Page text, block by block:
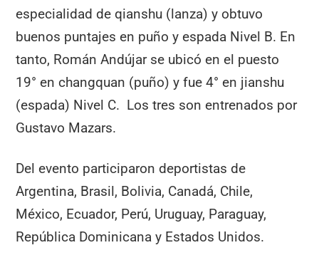
especialidad de qianshu (lanza) y obtuvo
buenos puntajes en puño y espada Nivel B. En
tanto, Román Andújar se ubicó en el puesto
19° en changquan (puño) y fue 4° en jianshu
(espada) Nivel C. Los tres son entrenados por
Gustavo Mazars.
Del evento participaron deportistas de
Argentina, Brasil, Bolivia, Canadá, Chile,
México, Ecuador, Perú, Uruguay, Paraguay,
República Dominicana y Estados Unidos.